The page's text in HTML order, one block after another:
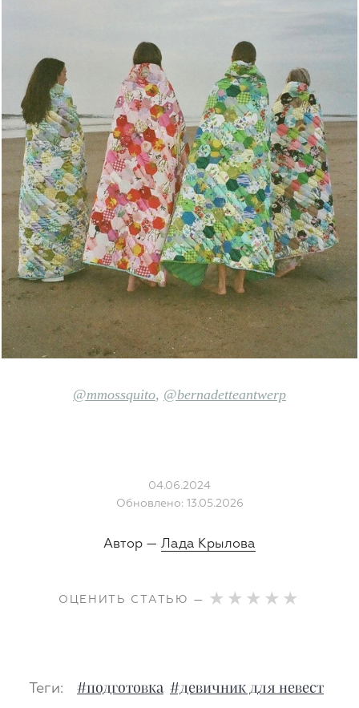
@mmossquito, @bernadetteantwerp
04.06.2024
Обновлено: 13.05.2026
Автор — Лада Крылова
ОЦЕНИТЬ СТАТЬЮ —
Теги: #подготовка #девичник для невест